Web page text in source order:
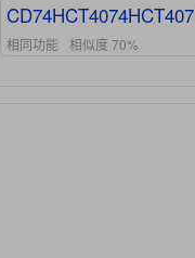
CD74HCT4074HCT407
相同功能 相似度 70%